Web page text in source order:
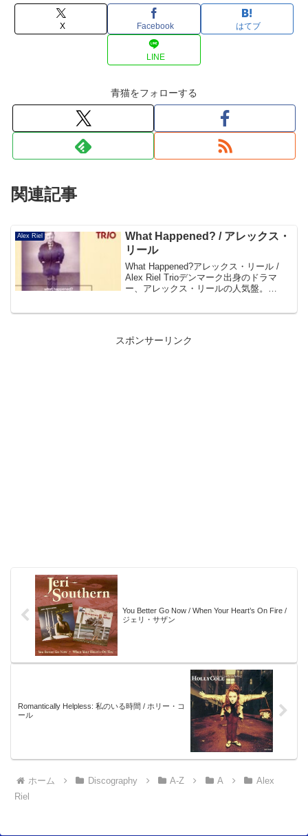
X Facebook はてブ
LINE
青猫をフォローする
関連記事
Alex Riel
What Happened? / アレックス・
リール
What Happened?アレックス・リール /
Alex Riel Trioデンマーク出身のドラマ
ー、アレックス・リールの人気盤。
ニストのハイネ・ハンセンのオリジナル
スポンサーリンク
You Better Go Now / When Your Heart’s On Fire /
ジェリ・サザン
Romantically Helpless: 私のいる時間 / ホリー・コ
ール
ホーム Discography A-Z A
Alex
Riel